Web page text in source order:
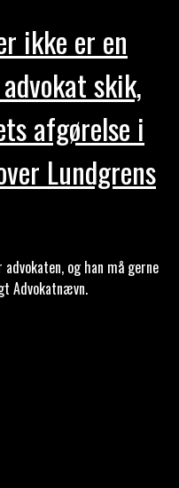
ikke er en
skik,
afgørelse i
Lundgrens
og han må gerne
Advokatnævn.